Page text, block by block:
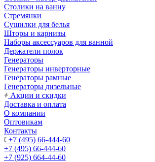
Столики на ванну
Стремянки
Сушилки для белья
Шторы и карнизы
Наборы аксессуаров для ванной
Держатели полок
Генераторы
Генераторы инверторные
Генераторы рамные
Генераторы дизельные
Акции и скидки
Доставка и оплата
О компании
Оптовикам
Контакты
+7 (495) 66-444-60
+7 (495) 66-444-60
+7 (925) 664-44-60